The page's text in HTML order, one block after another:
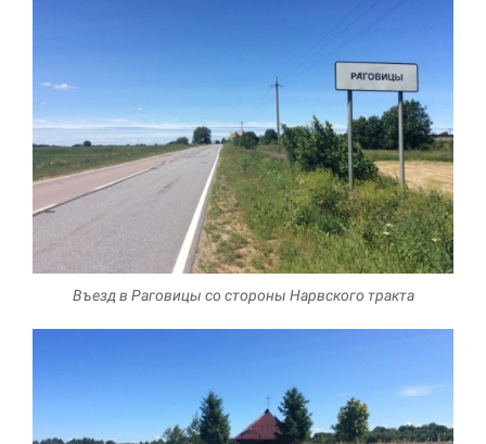
Въезд в Раговицы со стороны Нарвского тракта
время вашего
посещения, отказ от
использования этих
файлов cookie
приведет к
исчезновению
некоторых функций
сайта.
Маркетинг
Делясь своими
интересами и
посещения нашего
сайта, вы повышаете
вероятность того, что